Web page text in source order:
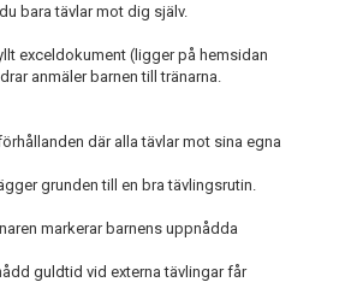
bara tävlar mot dig själv.
exceldokument (ligger på hemsidan
anmäler barnen till tränarna.
där alla tävlar mot sina egna
grunden till en bra tävlingsrutin.
markerar barnens uppnådda
guldtid vid externa tävlingar får